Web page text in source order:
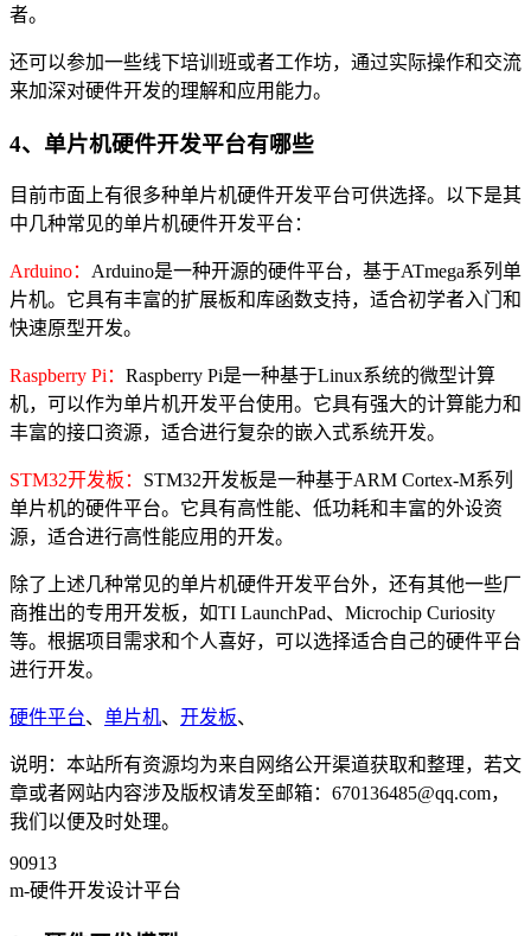
者。
还可以参加一些线下培训班或者工作坊，通过实际操作和交流
来加深对硬件开发的理解和应用能力。
4、单片机硬件开发平台有哪些
目前市面上有很多种单片机硬件开发平台可供选择。以下是其
中几种常见的单片机硬件开发平台：
Arduino： Arduino是一种开源的硬件平台，基于ATmega系列单
片机。它具有丰富的扩展板和库函数支持，适合初学者入门和
快速原型开发。
Raspberry Pi： Raspberry Pi是一种基于Linux系统的微型计算
机，可以作为单片机开发平台使用。它具有强大的计算能力和
丰富的接口资源，适合进行复杂的嵌入式系统开发。
STM32开发板： STM32开发板是一种基于ARM Cortex-M系列
单片机的硬件平台。它具有高性能、低功耗和丰富的外设资
源，适合进行高性能应用的开发。
除了上述几种常见的单片机硬件开发平台外，还有其他一些厂
商推出的专用开发板，如TI LaunchPad、Microchip Curiosity
等。根据项目需求和个人喜好，可以选择适合自己的硬件平台
进行开发。
硬件平台、 单片机、 开发板、
说明：本站所有资源均为来自网络公开渠道获取和整理，若文
章或者网站内容涉及版权请发至邮箱：670136485@qq.com，
我们以便及时处理。
90913
m-硬件开发设计平台